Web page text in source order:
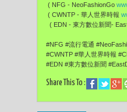
( NFG - NeoFashionGo
( CWNTP - 華人世界時報
( EDN - 東方數位新聞-
#NFG #流行電通
#CWNTP #華人世界時報
#EDN #東方數位新聞
Share This To :